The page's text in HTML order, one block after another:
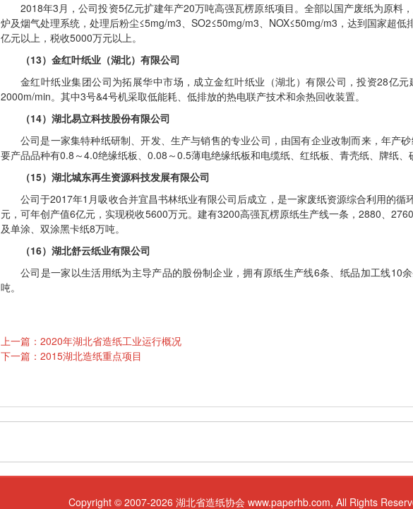
2018年3月，公司投资5亿元扩建年产20万吨高强瓦楞原纸项目。全部以国产废纸为原料
炉及烟气处理系统，处理后粉尘≤5mg/m3、SO2≤50mg/m3、NOX≤50mg/m3，达到国家超
亿元以上，税收5000万元以上。
（13）金红叶纸业（湖北）有限公司
金红叶纸业集团公司为拓展华中市场，成立金红叶纸业（湖北）有限公司，投资28亿
2000m/min。其中3号&4号机采取低能耗、低排放的热电联产技术和余热回收装置。
（14）湖北易立科技股份有限公司
公司是一家集特种纸研制、开发、生产与销售的专业公司，由国有企业改制而来，年产
要产品品种有0.8～4.0绝缘纸板、0.08～0.5薄电绝缘纸板和电缆纸、红纸板、青壳纸、牌纸、
（15）湖北城东再生资源科技发展有限公司
公司于2017年1月吸收合并宜昌书林纸业有限公司后成立，是一家废纸资源综合利用的
元，可年创产值6亿元，实现税收5600万元。建有3200高强瓦楞原纸生产线一条，2880、
及单涂、双涂黑卡纸8万吨。
（16）湖北舒云纸业有限公司
公司是一家以生活用纸为主导产品的股份制企业，拥有原纸生产线6条、纸品加工线10
吨。
上一篇：2020年湖北省造纸工业运行概况
下一篇：2015湖北造纸重点项目
Copyright © 2007-2026 湖北省造纸协会 www.paperhb.com, All Rights